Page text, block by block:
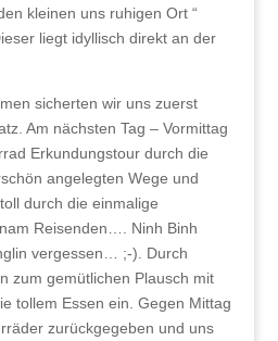
kleinen uns ruhigen Ort “
liegt idyllisch direkt an der
sicherten wir uns zuerst
Am nächsten Tag – Vormittag
Erkundungstour durch die
angelegten Wege und
durch die einmalige
Reisenden…. Ninh Binh
vergessen… ;-). Durch
zum gemütlichen Plausch mit
tollem Essen ein. Gegen Mittag
zurückgegeben und uns